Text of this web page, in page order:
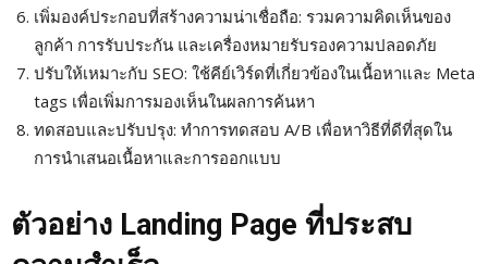
เพิ่มองค์ประกอบที่สร้างความน่าเชื่อถือ: รวมความคิดเห็นของ
ลูกค้า การรับประกัน และเครื่องหมายรับรองความปลอดภัย
ปรับให้เหมาะกับ SEO: ใช้คีย์เวิร์ดที่เกี่ยวข้องในเนื้อหาและ Meta
tags เพื่อเพิ่มการมองเห็นในผลการค้นหา
ทดสอบและปรับปรุง: ทำการทดสอบ A/B เพื่อหาวิธีที่ดีที่สุดใน
การนำเสนอเนื้อหาและการออกแบบ
ตัวอย่าง Landing Page ที่ประสบ